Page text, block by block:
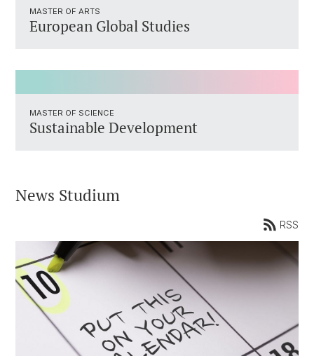
MASTER OF ARTS
European Global Studies
MASTER OF SCIENCE
Sustainable Development
News Studium
RSS